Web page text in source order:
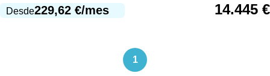
Desde229,62 €/mes 14.445 €
1